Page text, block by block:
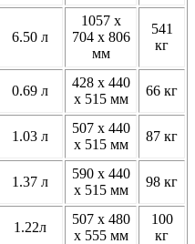
6.50 л
1057 x
704 x 806
мм
541
кг
0.69 л
428 x 440
x 515 мм
66 кг
1.03 л
507 x 440
x 515 мм
87 кг
1.37 л
590 x 440
x 515 мм
98 кг
1.22л
507 x 480
x 555 мм
100
кг